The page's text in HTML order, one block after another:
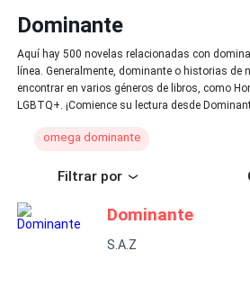
Dominante
Aquí hay 500 novelas relacionadas con
línea. Generalmente, dominante o historias de
encontrar en varios géneros de libros, como
LGBTQ+. ¡Comience su lectura desde
omega dominante
Filtrar por
Dominante
S.A.Z